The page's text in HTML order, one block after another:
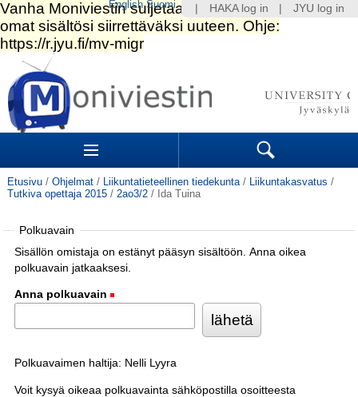
Siirry
sisältöön.
|
Siirry
navigointiin
Sections Search
Etusivu / Ohjelmat / Liikuntatieteellinen tiedekunta / Liikuntakasvatus /
Tutkiva opettaja 2015 / 2ao3/2 / Ida Tuina
Polkuavain
Sisällön omistaja on estänyt pääsyn sisältöön. Anna oikea
polkuavain jatkaaksesi.
Anna polkuavain
Polkuavaimen haltija: Nelli Lyyra
Voit kysyä oikeaa polkuavainta sähköpostilla osoitteesta
HAKA log in JYU log in
English Suomi